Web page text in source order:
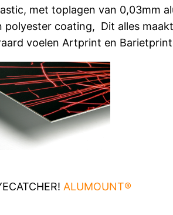
met toplagen van 0,03mm
coating, Dit alles
voelen Artprint en
ALUMOUNT®